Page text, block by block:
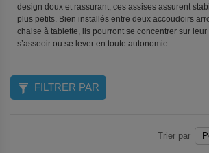
design doux et rassurant, ces assises assurent
plus petits. Bien installés entre deux accoudoirs
chaise à tablette, ils pourront se concentrer sur
s’asseoir ou se lever en toute autonomie.
Trier par
FILTRER PAR